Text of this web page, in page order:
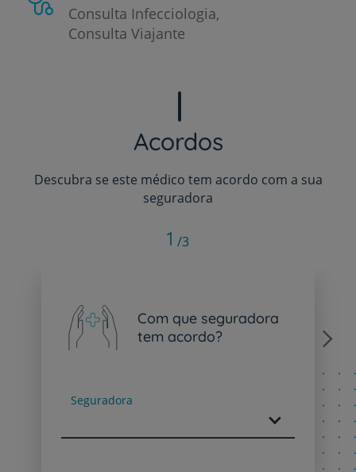
Consulta Infecciologia
Consulta Viajante
Acordos
Descubra se este médico tem acordo com a sua
seguradora
Com que seguradora
tem acordo?
Seguradora
Next
1 /3